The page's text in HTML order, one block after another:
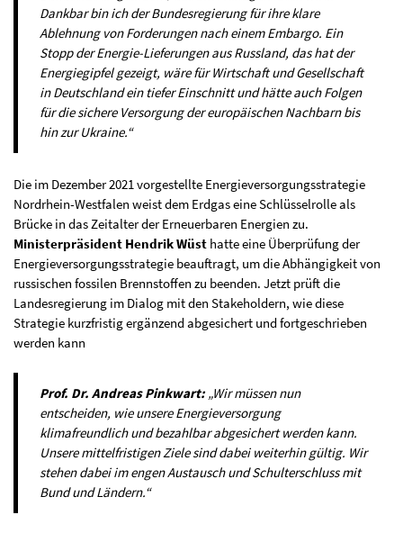
Dankbar bin ich der Bundesregierung für ihre klare
Ablehnung von Forderungen nach einem Embargo. Ein
Stopp der Energie-Lieferungen aus Russland, das hat der
Energiegipfel gezeigt, wäre für Wirtschaft und Gesellschaft
in Deutschland ein tiefer Einschnitt und hätte auch Folgen
für die sichere Versorgung der europäischen Nachbarn bis
hin zur Ukraine.“
Die im Dezember 2021 vorgestellte Energieversorgungsstrategie
Nordrhein-Westfalen weist dem Erdgas eine Schlüsselrolle als
Brücke in das Zeitalter der Erneuerbaren Energien zu.
Ministerpräsident Hendrik Wüst hatte eine Überprüfung der
Energieversorgungsstrategie beauftragt, um die Abhängigkeit von
russischen fossilen Brennstoffen zu beenden. Jetzt prüft die
Landesregierung im Dialog mit den Stakeholdern, wie diese
Strategie kurzfristig ergänzend abgesichert und fortgeschrieben
werden kann
Prof. Dr. Andreas Pinkwart: „Wir müssen nun
entscheiden, wie unsere Energieversorgung
klimafreundlich und bezahlbar abgesichert werden kann.
Unsere mittelfristigen Ziele sind dabei weiterhin gültig. Wir
stehen dabei im engen Austausch und Schulterschluss mit
Bund und Ländern.“